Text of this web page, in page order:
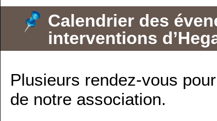
Calendrier des
interventions
Plusieurs rendez-vous
de notre association.